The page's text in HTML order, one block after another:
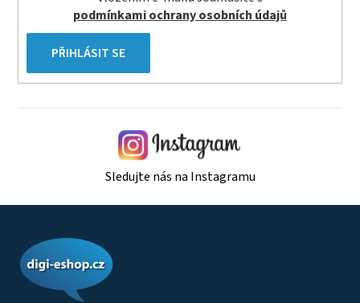
podmínkami ochrany osobních údajů
PŘIHLÁSIT SE
Sledujte nás na Instagramu